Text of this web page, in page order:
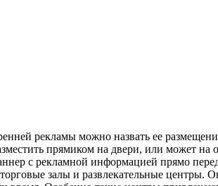
рекламы можно назвать ее
прямиком на двери, или может
с рекламной информацией прямо
залы и развлекательные центры.